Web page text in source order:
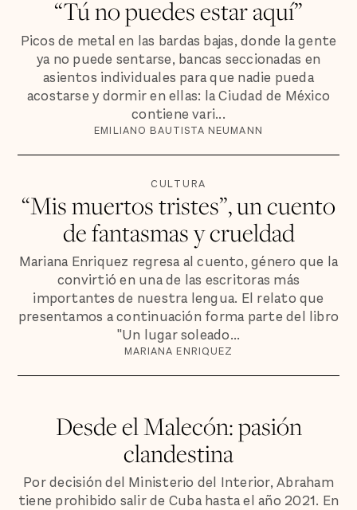
“Tú no puedes estar aquí”
Picos de metal en las bardas bajas, donde la gente
ya no puede sentarse, bancas seccionadas en
asientos individuales para que nadie pueda
acostarse y dormir en ellas: la Ciudad de México
contiene vari...
EMILIANO BAUTISTA NEUMANN
CULTURA
“Mis muertos tristes”, un cuento
de fantasmas y crueldad
Mariana Enriquez regresa al cuento, género que la
convirtió en una de las escritoras más
importantes de nuestra lengua. El relato que
presentamos a continuación forma parte del libro
"Un lugar soleado...
MARIANA ENRIQUEZ
Desde el Malecón: pasión
clandestina
Por decisión del Ministerio del Interior, Abraham
tiene prohibido salir de Cuba hasta el año 2021. En